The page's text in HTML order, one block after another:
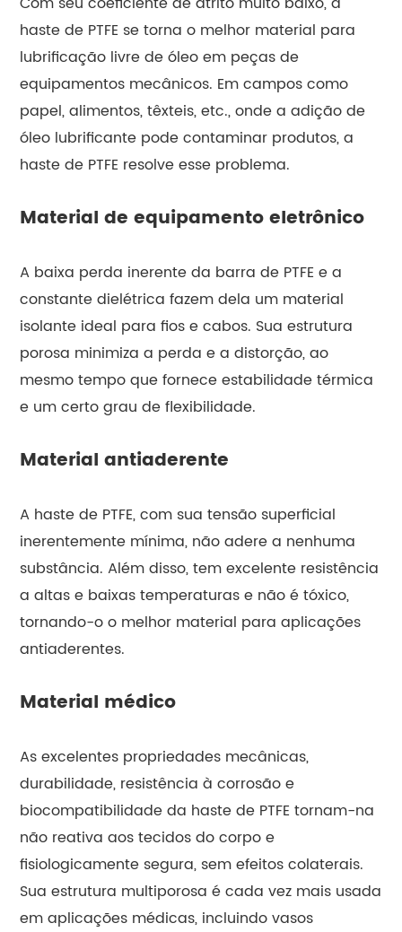
haste de PTFE se torna o melhor material para
lubrificação livre de óleo em peças de
equipamentos mecânicos. Em campos como
papel, alimentos, têxteis, etc., onde a adição de
óleo lubrificante pode contaminar produtos, a
haste de PTFE resolve esse problema.
Material de equipamento eletrônico
A baixa perda inerente da barra de PTFE e a
constante dielétrica fazem dela um material
isolante ideal para fios e cabos. Sua estrutura
porosa minimiza a perda e a distorção, ao
mesmo tempo que fornece estabilidade térmica
e um certo grau de flexibilidade.
Material antiaderente
A haste de PTFE, com sua tensão superficial
inerentemente mínima, não adere a nenhuma
substância. Além disso, tem excelente resistência
a altas e baixas temperaturas e não é tóxico,
tornando-o o melhor material para aplicações
antiaderentes.
Material médico
As excelentes propriedades mecânicas,
durabilidade, resistência à corrosão e
biocompatibilidade da haste de PTFE tornam-na
não reativa aos tecidos do corpo e
fisiologicamente segura, sem efeitos colaterais.
Sua estrutura multiporosa é cada vez mais usada
em aplicações médicas, incluindo vasos